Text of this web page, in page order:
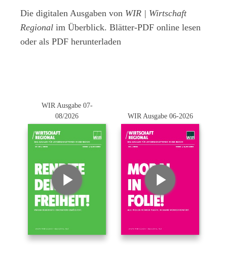
Die digitalen Ausgaben von WIR | Wirtschaft
Regional im Überblick. Blätter-PDF online lesen
oder als PDF herunterladen
WIR Ausgabe 07-
08/2026
WIR Ausgabe 06-2026